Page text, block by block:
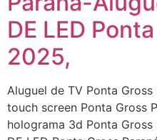
DE LED
2025,
Aluguel de TV Ponta
touch screen Ponta Gross
holograma 3d Ponta Gross